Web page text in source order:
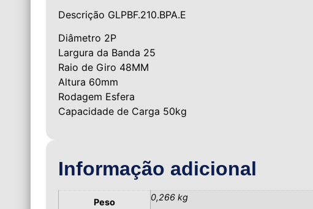
Descrição GLPBF.210.BPA.E
Diâmetro 2P
Largura da Banda 25
Raio de Giro 48MM
Altura 60mm
Rodagem Esfera
Capacidade de Carga 50kg
Informação adicional
Peso 0,266 kg